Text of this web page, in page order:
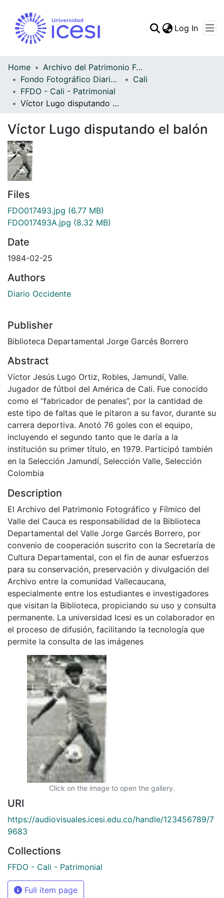
Statistics
Log In
Home
Archivo del Patrimonio Fotográfico y Fílmico del Valle del Cauca
Fondo Fotográfico Diario Occidente
Cali
FFDO - Cali - Patrimonial
Víctor Lugo disputando el balón
Víctor Lugo disputando el balón
Files
FDO017493.jpg (6.77 MB)
FDO017493A.jpg (8.32 MB)
Date
1984-02-25
Authors
Diario Occidente
Publisher
Biblioteca Departamental Jorge Garcés Borrero
Abstract
Víctor Jesús Lugo Ortiz, Robles, Jamundí, Valle.
Jugador de fútbol del América de Cali. Fue conocido
como el “fabricador de penales”, por la cantidad de
este tipo de faltas que le pitaron a su favor, durante su
carrera deportiva. Anotó 76 goles con el equipo,
incluyendo el segundo tanto que le daría a la
institución su primer título, en 1979. Participó también
en la Selección Jamundí, Selección Valle, Selección
Colombia
Description
El Archivo del Patrimonio Fotográfico y Fílmico del
Valle del Cauca es responsabilidad de la Biblioteca
Departamental del Valle Jorge Garcés Borrero, por
convenio de cooperación suscrito con la Secretaría de
Cultura Departamental, con el fin de aunar esfuerzos
para su conservación, preservación y divulgación del
Archivo entre la comunidad Vallecaucana,
especialmente entre los estudiantes e investigadores
que visitan la Biblioteca, propiciando su uso y consulta
permanente. La universidad Icesi es un colaborador en
el proceso de difusión, facilitando la tecnología que
permite la consulta de las imágenes
Click on the image to open the gallery.
URI
https://audiovisuales.icesi.edu.co/handle/123456789/7
9683
Collections
FFDO - Cali - Patrimonial
Full item page